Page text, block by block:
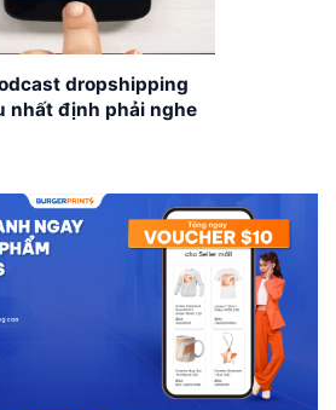
dropshipping
nhất định phải nghe